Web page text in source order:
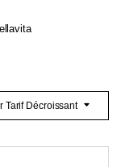
Tarif Décroissant